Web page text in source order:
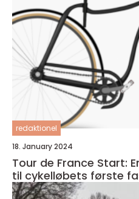
redaktionel
18. January 2024
Tour de France Start:
til cykelløbets første